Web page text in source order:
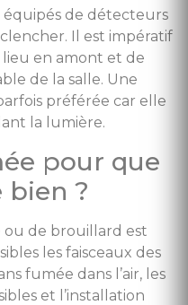
de détecteurs
Il est impératif
en amont et de
de la salle. Une
préférée car elle
la lumière.
pour que
bien ?
ou de brouillard est
les faisceaux des
fumée dans l’air, les
et l’installation